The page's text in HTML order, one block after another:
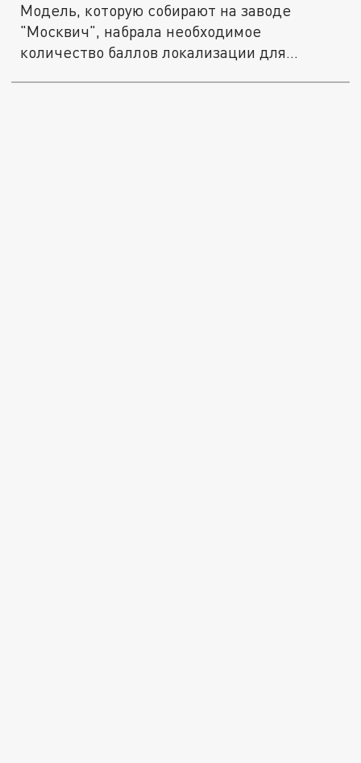
Модель, которую собирают на заводе
"Москвич", набрала необходимое
количество баллов локализации для...